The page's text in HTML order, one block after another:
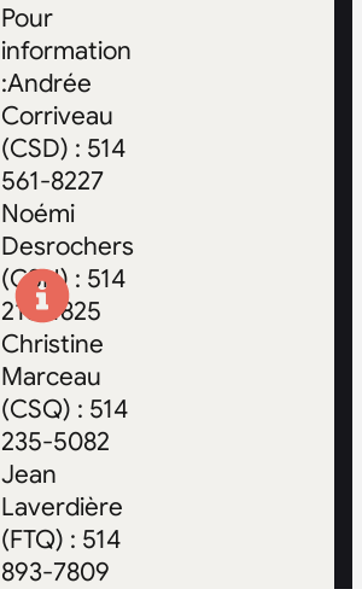
Pour
information
:Andrée
Corriveau
(CSD) : 514
561-8227
Noémi
Desrochers
(CSN) : 514
216-1825
Christine
Marceau
(CSQ) : 514
235-5082
Jean
Laverdière
(FTQ) : 514
893-7809